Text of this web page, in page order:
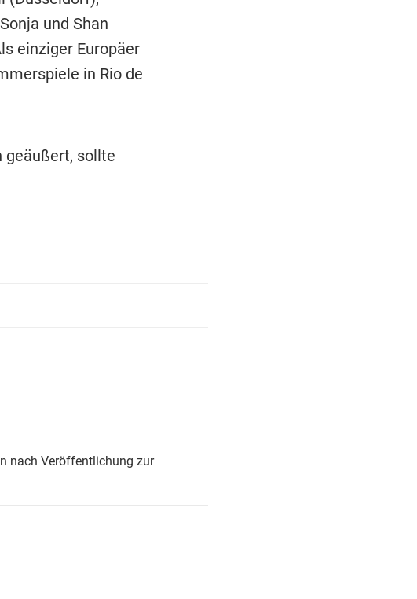
und Shan
einziger Europäer
in Rio de
geäußert, sollte
nach Veröffentlichung zur